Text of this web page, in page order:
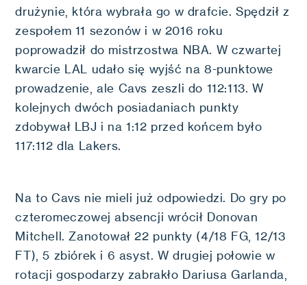
drużynie, która wybrała go w drafcie. Spędził z
zespołem 11 sezonów i w 2016 roku
poprowadził do mistrzostwa NBA. W czwartej
kwarcie LAL udało się wyjść na 8-punktowe
prowadzenie, ale Cavs zeszli do 112:113. W
kolejnych dwóch posiadaniach punkty
zdobywał LBJ i na 1:12 przed końcem było
117:112 dla Lakers.
Na to Cavs nie mieli już odpowiedzi. Do gry po
czteromeczowej absencji wrócił Donovan
Mitchell. Zanotował 22 punkty (4/18 FG, 12/13
FT), 5 zbiórek i 6 asyst. W drugiej połowie w
rotacji gospodarzy zabrakło Dariusa Garlanda,